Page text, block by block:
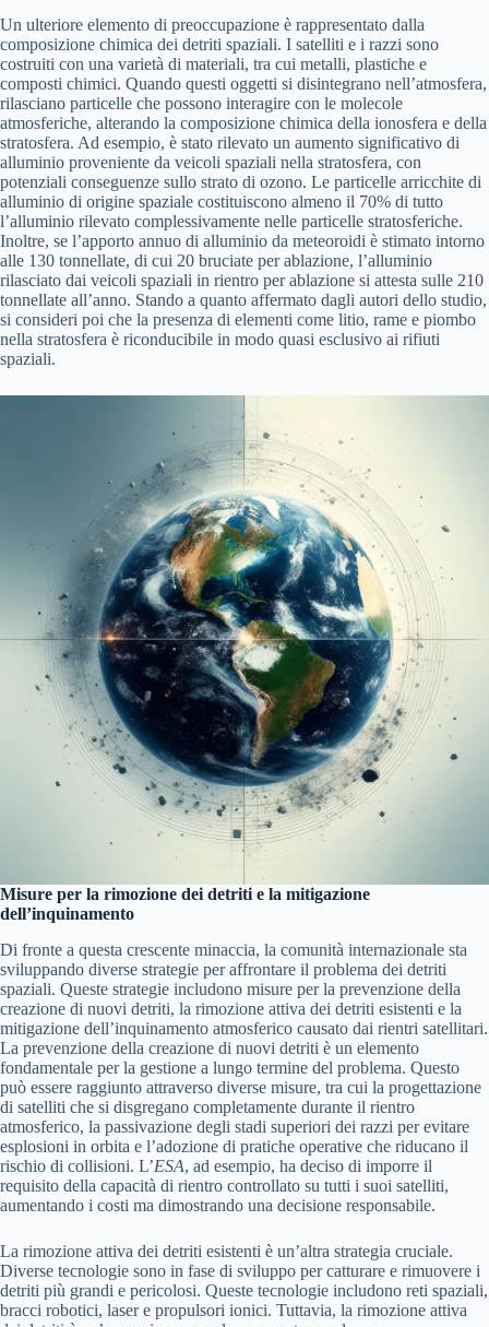
Un ulteriore elemento di preoccupazione è rappresentato dalla
composizione chimica dei detriti spaziali. I satelliti e i razzi sono
costruiti con una varietà di materiali, tra cui metalli, plastiche e
composti chimici. Quando questi oggetti si disintegrano nell’atmosfera,
rilasciano particelle che possono interagire con le molecole
atmosferiche, alterando la composizione chimica della ionosfera e della
stratosfera. Ad esempio, è stato rilevato un aumento significativo di
alluminio proveniente da veicoli spaziali nella stratosfera, con
potenziali conseguenze sullo strato di ozono. Le particelle arricchite di
alluminio di origine spaziale costituiscono almeno il 70% di tutto
l’alluminio rilevato complessivamente nelle particelle stratosferiche.
Inoltre, se l’apporto annuo di alluminio da meteoroidi è stimato intorno
alle 130 tonnellate, di cui 20 bruciate per ablazione, l’alluminio
rilasciato dai veicoli spaziali in rientro per ablazione si attesta sulle 210
tonnellate all’anno. Stando a quanto affermato dagli autori dello studio,
si consideri poi che la presenza di elementi come litio, rame e piombo
nella stratosfera è riconducibile in modo quasi esclusivo ai rifiuti
spaziali.
Misure per la rimozione dei detriti e la mitigazione
dell’inquinamento
Di fronte a questa crescente minaccia, la comunità internazionale sta
sviluppando diverse strategie per affrontare il problema dei detriti
spaziali. Queste strategie includono misure per la prevenzione della
creazione di nuovi detriti, la rimozione attiva dei detriti esistenti e la
mitigazione dell’inquinamento atmosferico causato dai rientri satellitari.
La prevenzione della creazione di nuovi detriti è un elemento
fondamentale per la gestione a lungo termine del problema. Questo
può essere raggiunto attraverso diverse misure, tra cui la progettazione
di satelliti che si disgregano completamente durante il rientro
atmosferico, la passivazione degli stadi superiori dei razzi per evitare
esplosioni in orbita e l’adozione di pratiche operative che riducano il
rischio di collisioni. L’ESA, ad esempio, ha deciso di imporre il
requisito della capacità di rientro controllato su tutti i suoi satelliti,
aumentando i costi ma dimostrando una decisione responsabile.
La rimozione attiva dei detriti esistenti è un’altra strategia cruciale.
Diverse tecnologie sono in fase di sviluppo per catturare e rimuovere i
detriti più grandi e pericolosi. Queste tecnologie includono reti spaziali,
bracci robotici, laser e propulsori ionici. Tuttavia, la rimozione attiva